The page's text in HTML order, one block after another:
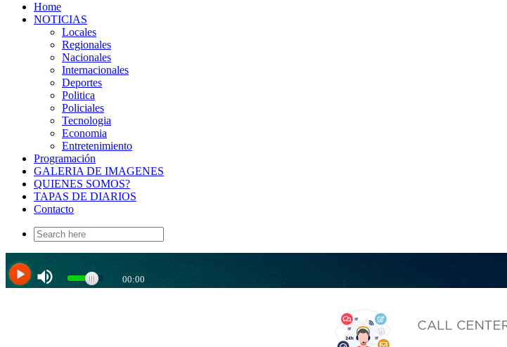
Home
NOTICIAS
Locales
Regionales
Nacionales
Internacionales
Deportes
Politica
Policiales
Tecnologia
Economia
Entretenimiento
Programación
GALERIA DE IMAGENES
QUIENES SOMOS?
TAPAS DE DIARIOS
Contacto
Search
for: